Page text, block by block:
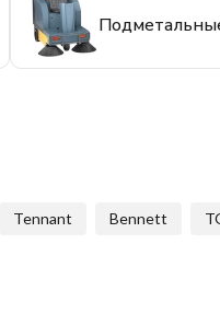
Tennant Bennett